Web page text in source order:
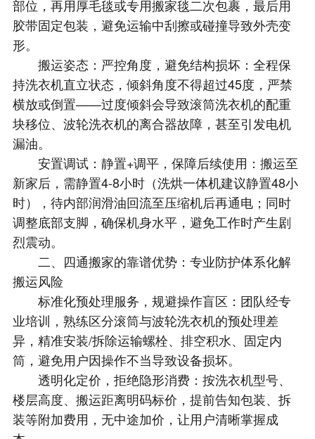
部位，再用厚毛毯或专用搬家毯二次包裹，最后用
胶带固定包装，避免运输中刮擦或碰撞导致外壳变
形。
搬运姿态：严控角度，避免结构损坏：全程保
持洗衣机直立状态，倾斜角度不得超过45度，严禁
横放或倒置——过度倾斜会导致滚筒洗衣机的配重
块移位、波轮洗衣机的离合器故障，甚至引发电机
漏油。
安置调试：静置+调平，保障后续使用：搬运至
新家后，需静置4-8小时（洗烘一体机建议静置48小
时），待内部润滑油回流至压缩机后再通电；同时
调整底部支脚，确保机身水平，避免工作时产生剧
烈震动。
二、四通搬家的靠谱优势：专业防护体系化解
搬运风险
标准化预处理服务，规避操作盲区：团队经专
业培训，熟练区分滚筒与波轮洗衣机的预处理差
异，精准安装/拆除运输螺栓、排空积水、固定内
筒，避免用户因操作不当导致设备损坏。
透明化定价，拒绝隐形消费：按洗衣机型号、
楼层高度、搬运距离明码标价，提前告知包装、拆
装等附加费用，无中途加价，让用户清晰掌握成